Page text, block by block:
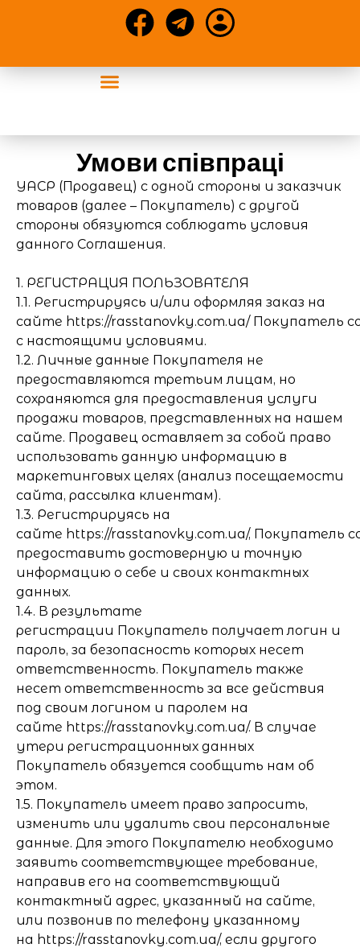
Умови співпраці
УАСР (Продавец) с одной стороны и заказчик
товаров (далее – Покупатель) с другой
стороны обязуются соблюдать условия
данного Соглашения.
1. РЕГИСТРАЦИЯ ПОЛЬЗОВАТЕЛЯ
1.1. Регистрируясь и/или оформляя заказ на
сайте https://rasstanovky.com.ua/ Покупатель
с настоящими условиями.
1.2. Личные данные Покупателя не
предоставляются третьим лицам, но
сохраняются для предоставления услуги
продажи товаров, представленных на нашем
сайте. Продавец оставляет за собой право
использовать данную информацию в
маркетинговых целях (анализ посещаемости
сайта, рассылка клиентам).
1.3. Регистрируясь на
сайте https://rasstanovky.com.ua/, Покупатель
предоставить достоверную и точную
информацию о себе и своих контактных
данных.
1.4. В результате
регистрации Покупатель получает логин и
пароль, за безопасность которых несет
ответственность. Покупатель также
несет ответственность за все действия
под своим логином и паролем на
сайте https://rasstanovky.com.ua/. В случае
утери регистрационных данных
Покупатель обязуется сообщить нам об
этом.
1.5. Покупатель имеет право запросить,
изменить или удалить свои персональные
данные. Для этого Покупателю необходимо
заявить соответствующее требование,
направив его на соответствующий
контактный адрес, указанный на сайте,
или позвонив по телефону указанному
на https://rasstanovky.com.ua/, если другого